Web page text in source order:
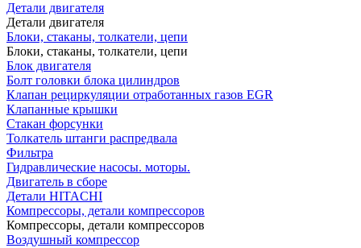
Детали двигателя
Детали двигателя
Блоки, стаканы, толкатели, цепи
Блоки, стаканы, толкатели, цепи
Блок двигателя
Болт головки блока цилиндров
Клапан рециркуляции отработанных газов EGR
Клапанные крышки
Стакан форсунки
Толкатель штанги распредвала
Фильтра
Гидравлические насосы. моторы.
Двигатель в сборе
Детали HITACHI
Компрессоры, детали компрессоров
Компрессоры, детали компрессоров
Воздушный компрессор